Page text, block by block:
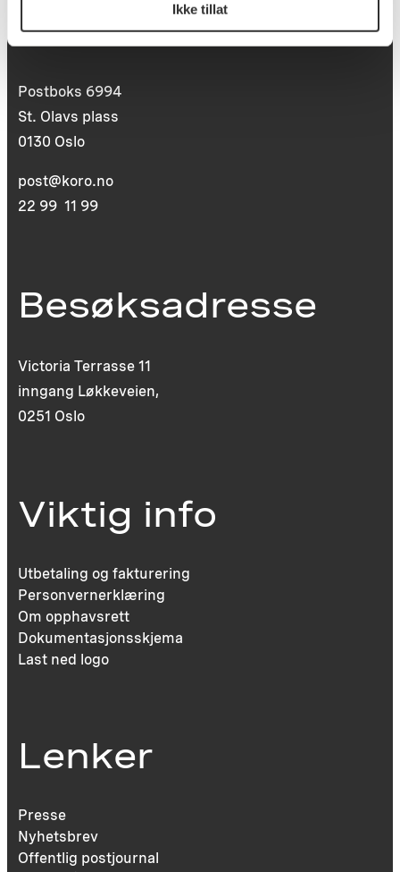
Ikke tillat
Postadresse
Postboks 6994
St. Olavs plass
0130 Oslo
post@koro.no
22 99 11 99
Besøksadresse
Victoria Terrasse 11
inngang Løkkeveien,
0251 Oslo
Viktig info
Utbetaling og fakturering
Personvernerklæring
Om opphavsrett
Dokumentasjonsskjema
Last ned logo
Lenker
Presse
Nyhetsbrev
Offentlig postjournal